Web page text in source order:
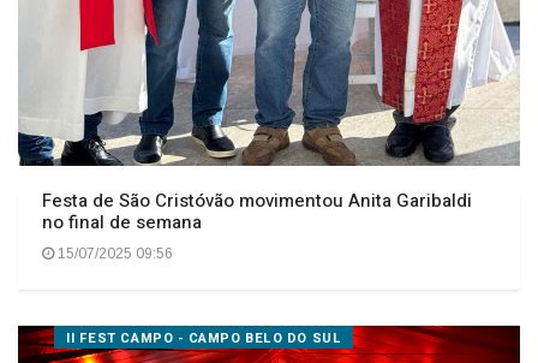
Festa de São Cristóvão movimentou Anita Garibaldi
no final de semana
15/07/2025 09:56
II FEST CAMPO - CAMPO BELO DO SUL